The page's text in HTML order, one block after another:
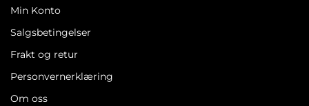
Min Konto
Salgsbetingelser
Frakt og retur
Personvernerklæring
Om oss